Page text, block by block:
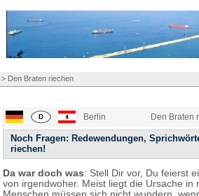
> Den Braten riechen
Berlin Den Braten
Noch Fragen: Redewendungen,
riechen!
Da war doch was: Stell Dir vor, Du feierst
von irgendwoher. Meist liegt die Ursache